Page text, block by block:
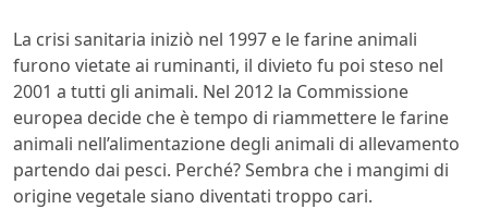
La crisi sanitaria iniziò nel 1997 e le farine animali
furono vietate ai ruminanti, il divieto fu poi steso nel
2001 a tutti gli animali. Nel 2012 la Commissione
europea decide che è tempo di riammettere le farine
animali nell’alimentazione degli animali di allevamento
partendo dai pesci. Perché? Sembra che i mangimi di
origine vegetale siano diventati troppo cari.